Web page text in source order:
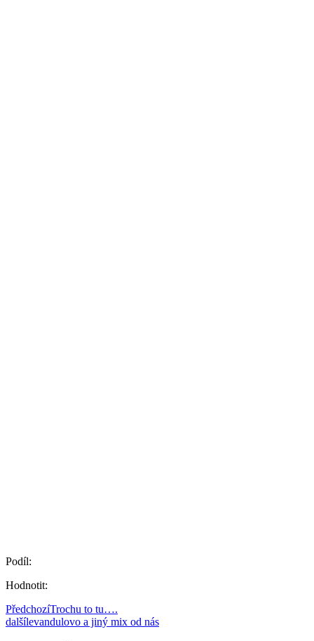
Podíl:
Hodnotit:
PředchozíTrochu to tu….
dalšílevandulovo a jiný mix od nás